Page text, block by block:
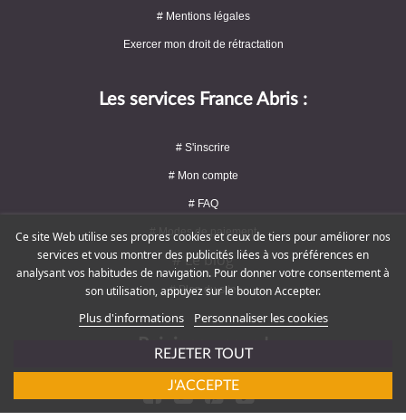
# Mentions légales
Exercer mon droit de rétractation
Les services France Abris :
# S'inscrire
# Mon compte
# FAQ
# Modes de paiement
# Le blog
# Plan du site
Rejoignez-nous !
Ce site Web utilise ses propres cookies et ceux de tiers pour améliorer nos
services et vous montrer des publicités liées à vos préférences en
analysant vos habitudes de navigation. Pour donner votre consentement à
son utilisation, appuyez sur le bouton Accepter.
Plus d'informations Personnaliser les cookies
REJETER TOUT
J'ACCEPTE